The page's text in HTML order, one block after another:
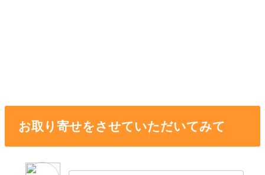
お取り寄せをさせていただいてみて